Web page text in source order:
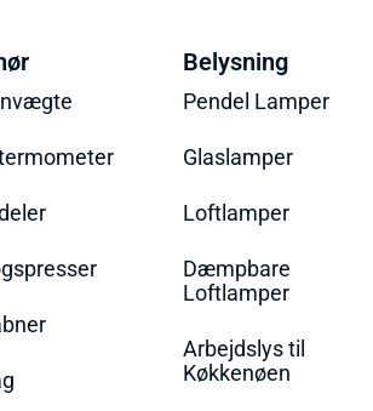
Belysning
Pendel Lamper
Glaslamper
Loftlamper
Dæmpbare
Loftlamper
Arbejdslys til
Køkkenøen